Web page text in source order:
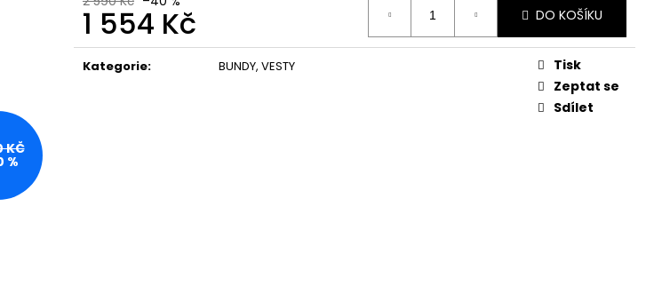
1 554 Kč
Měrná
cena:
DO KOŠÍKU
Kategorie: BUNDY, VESTY
Tisk
Zeptat se
Sdílet
KČ
%
589 Kč
Původně: